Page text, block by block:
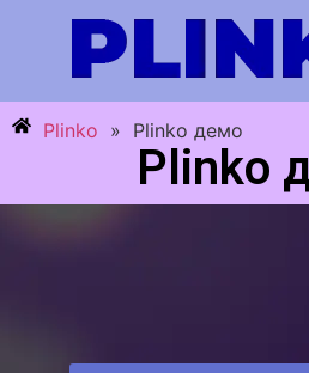
Plinko » Plinko демо
Plinko